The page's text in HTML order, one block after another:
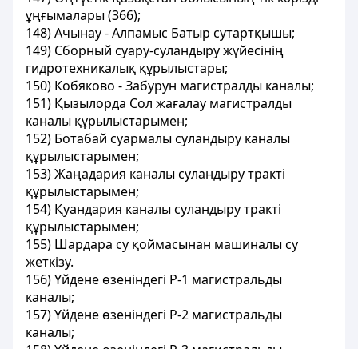
ұңғымалары (366);
148) Ачынау - Алпамыс Батыр сутартқышы;
149) Сборный суару-суландыру жүйесінің
гидротехникалық құрылыстары;
150) Кобяково - Забурун магистралды каналы;
151) Қызылорда Сол жағалау магистралды
каналы құрылыстарымен;
152) Ботабай суармалы суландыру каналы
құрылыстарымен;
153) Жаңадария каналы суландыру тракті
құрылыстарымен;
154) Қуандария каналы суландыру тракті
құрылыстарымен;
155) Шардара су қоймасынан машиналы су
жеткізу.
156) Үйдене өзеніндегі Р-1 магистральды
каналы;
157) Үйдене өзеніндегі Р-2 магистральды
каналы;